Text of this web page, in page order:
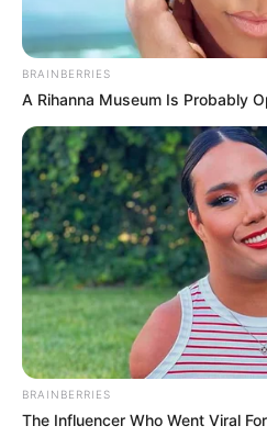
Biodata & Profil
Nama Lengkap: Alif Joerg Lubis
Nama Panggung: Alif Joerg
Nama Panggilan: Alif
Tempat, Tanggal Lahir: Medan,
Mei 2001
Kewarganegaraan: Indonesia
Agama: Islam
Profesi: Aktor, Model
Hobi: –
BRAINBERRIES
A Rihanna Museum Is Probably
BRAINBERRIES
The Influencer Who Went Viral